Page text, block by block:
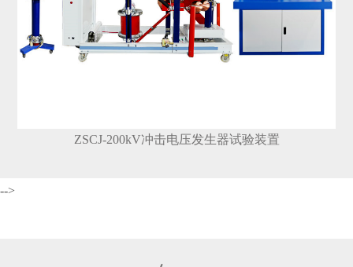
ZSCJ-200kV冲击电压发生器试验装置
-->